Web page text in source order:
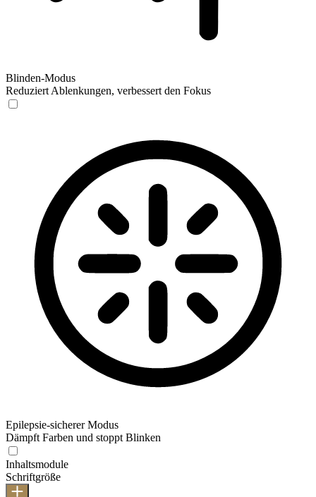
Blinden-Modus
Reduziert Ablenkungen, verbessert den Fokus
Epilepsie-sicherer Modus
Dämpft Farben und stoppt Blinken
Inhaltsmodule
Schriftgröße